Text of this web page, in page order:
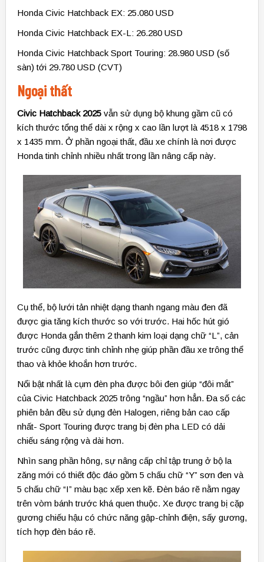
Honda Civic Hatchback EX: 25.080 USD
Honda Civic Hatchback EX-L: 26.280 USD
Honda Civic Hatchback Sport Touring: 28.980 USD (số
sàn) tới 29.780 USD (CVT)
Ngoại thất
Civic Hatchback 2025vẫn sử dụng bộ khung gầm cũ có
kích thước tổng thể dài x rộng x cao lần lượt là 4518 x 1798
x 1435 mm. Ở phần ngoại thất, đầu xe chính là nơi được
Honda tinh chỉnh nhiều nhất trong lần nâng cấp này.
Cụ thể, bộ lưới tản nhiệt dạng thanh ngang màu đen đã
được gia tăng kích thước so với trước. Hai hốc hút gió
được Honda gắn thêm 2 thanh kim loại dạng chữ “L”, cản
trước cũng được tinh chỉnh nhẹ giúp phần đầu xe trông thể
thao và khỏe khoắn hơn trước.
Nổi bật nhất là cụm đèn pha được bôi đen giúp “đôi mắt”
của Civic Hatchback 2025 trông “ngầu” hơn hẳn. Đa số các
phiên bản đều sử dụng đèn Halogen, riêng bản cao cấp
nhất- Sport Touring được trang bị đèn pha LED có dải
chiếu sáng rộng và dài hơn.
Nhìn sang phần hông, sự nâng cấp chỉ tập trung ở bộ la
zăng mới có thiết độc đáo gồm 5 chấu chữ “Y” sơn đen và
5 chấu chữ “I” màu bạc xếp xen kẽ. Đèn báo rẽ nằm ngay
trên vòm bánh trước khá quen thuộc. Xe được trang bị cặp
gương chiếu hậu có chức năng gập-chỉnh điện, sấy gương,
tích hợp đèn báo rẽ.